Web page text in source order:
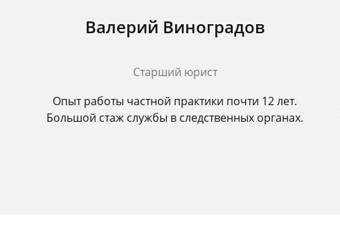
Валерий Виноградов
Старший юрист
Опыт работы частной практики почти 12 лет.
Большой стаж службы в следственных органах.